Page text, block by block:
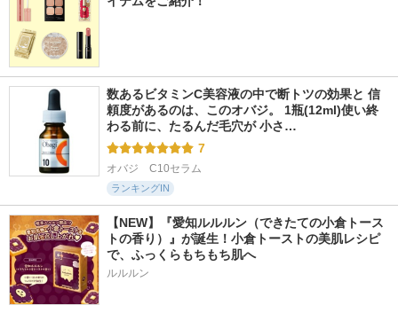
数あるビタミンC美容液の中で断トツの効果と 信
頼度があるのは、このオバジ。 1瓶(12ml)使い終
わる前に、たるんだ毛穴が 小さ…
7
オバジ　C10セラム
ランキングIN
【NEW】『愛知ルルルン（できたての小倉トース
トの香り）』が誕生！小倉トーストの美肌レシピ
で、ふっくらもちもち肌へ
ルルルン